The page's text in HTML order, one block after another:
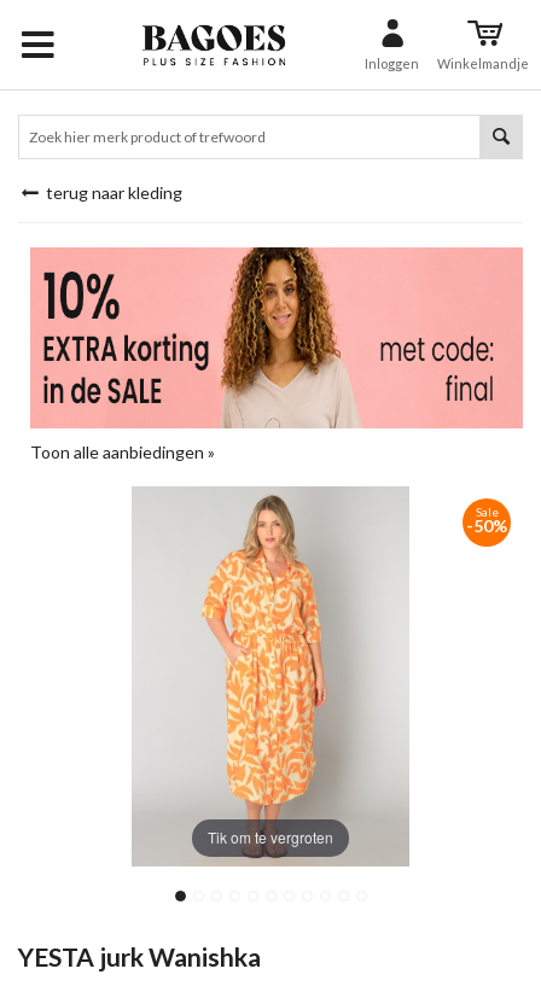
Inloggen Winkelmandje
terug naar kleding
Toon alle aanbiedingen »
Tik om te vergroten
Sale
-50%
YESTA jurk Wanishka